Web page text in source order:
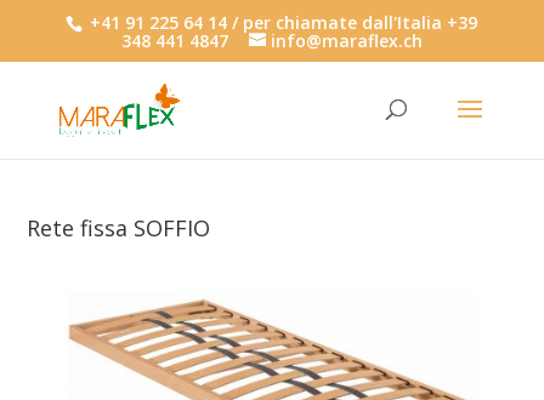
+41 91 225 64 14 / per chiamate dall'Italia +39
348 441 4847 info@maraflex.ch
Rete fissa SOFFIO